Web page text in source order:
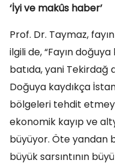
‘İyi ve makûs haber’
Prof. Dr. Taymaz,
ilgili de, “Fayın
batıda, yani Tekirdağ
Doğuya kaydıkça
bölgeleri tehdit
ekonomik kayıp ve
büyüyor. Öte yandan
büyük sarsıntının